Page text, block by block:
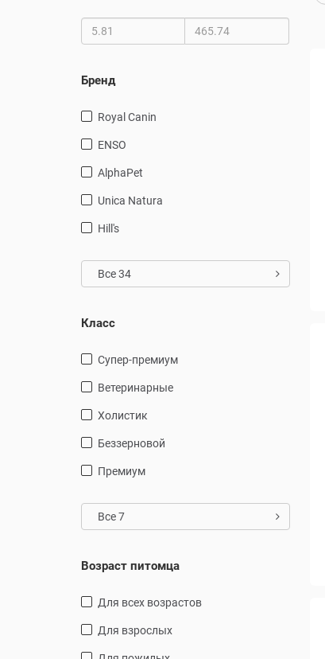
Бренд
Royal Canin
ENSO
AlphaPet
Unica Natura
Hill's
Все 34
Класс
Супер-премиум
Ветеринарные
Холистик
Беззерновой
Премиум
Все 7
Возраст питомца
для всех возрастов
для взрослых